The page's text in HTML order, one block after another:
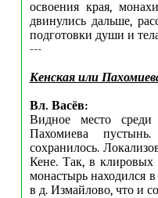
освоения края,
двинулись дальше,
подготовки души и
---
Кенская или
Вл. Васёв:
Видное место среди
Пахомиева
сохранилось.
Кене. Так, в клировых
монастырь находился
в д. Измайлово, что и